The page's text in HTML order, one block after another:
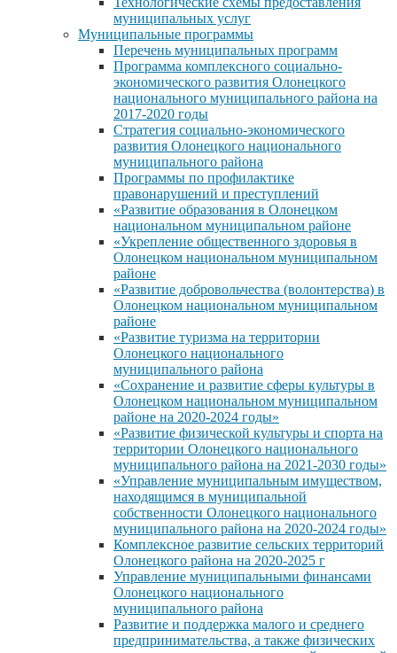
муниципальных услуг
Муниципальные программы
Перечень муниципальных программ
Программа комплексного социально-
экономического развития Олонецкого
национального муниципального района на
2017-2020 годы
Стратегия социально-экономического
развития Олонецкого национального
муниципального района
Программы по профилактике
правонарушений и преступлений
«Развитие образования в Олонецком
национальном муниципальном районе
«Укрепление общественного здоровья в
Олонецком национальном муниципальном
районе
«Развитие добровольчества (волонтерства) в
Олонецком национальном муниципальном
районе
«Развитие туризма на территории
Олонецкого национального
муниципального района
«Сохранение и развитие сферы культуры в
Олонецком национальном муниципальном
районе на 2020-2024 годы»
«Развитие физической культуры и спорта на
территории Олонецкого национального
муниципального района на 2021-2030 годы»
«Управление муниципальным имуществом,
находящимся в муниципальной
собственности Олонецкого национального
муниципального района на 2020-2024 годы»
Комплексное развитие сельских территорий
Олонецкого района на 2020-2025 г
Управление муниципальными финансами
Олонецкого национального
муниципального района
Развитие и поддержка малого и среднего
предпринимательства, а также физических